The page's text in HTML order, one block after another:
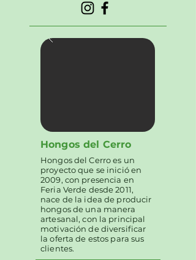
Hongos del Cerro
Hongos del Cerro es un
proyecto que se inició en
2009, con presencia en
Feria Verde desde 2011,
nace de la idea de producir
hongos de una manera
artesanal, con la principal
motivación de diversificar
la oferta de estos para sus
clientes.